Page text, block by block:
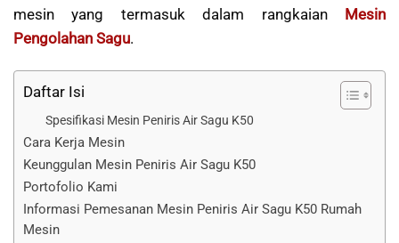
mesin yang termasuk dalam rangkaian Mesin
Pengolahan Sagu.
Daftar Isi
Spesifikasi Mesin Peniris Air Sagu K50
Cara Kerja Mesin
Keunggulan Mesin Peniris Air Sagu K50
Portofolio Kami
Informasi Pemesanan Mesin Peniris Air Sagu K50 Rumah
Mesin